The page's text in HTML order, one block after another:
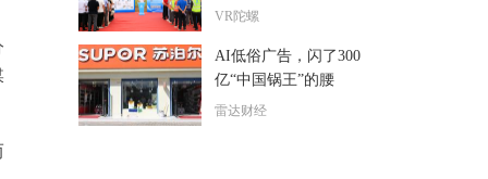
设，预计2027年投产
VR陀螺
AI低俗广告，闪了300
亿“中国锅王”的腰
雷达财经